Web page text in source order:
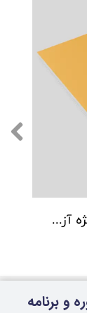
جزوه تاریخ سینمای ایران و جهان؛ ویژه آزمون عملی رشته سینما
و برنامه